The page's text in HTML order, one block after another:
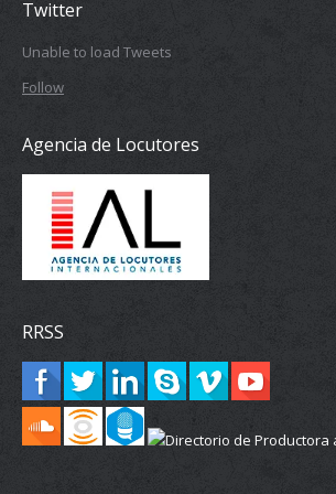
Twitter
Unable to load Tweets
Follow
Agencia de Locutores
RRSS